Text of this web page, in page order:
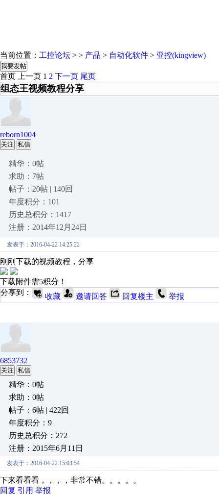
当前位置： 工控论坛 > > 产品 > 自动化软件 > 亚控(kingview)
我要发帖
首页 上一页 1 2 下一页 尾页
组态王视频教程分享
reborn1004
关注 私信
精华：0帖
求助：7帖
帖子：20帖 | 140回
年度积分：101
历史总积分：1417
注册：2014年12月24日
发表于：2016-04-22 14:25:22
刚刚下载的视频教程，分享
下载附件需5积分！
分享到：
收藏 邀请回答 回复楼主 举报
6853732
关注 私信
精华：0帖
求助：0帖
帖子：6帖 | 422回
年度积分：9
历史总积分：272
注册：2015年6月11日
发表于：2016-04-22 15:03:54
下来看看看，，，，非常不错。。。。。
回复 引用 举报